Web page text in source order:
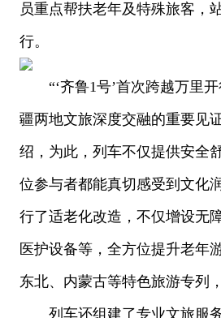
员重点帮扶老年及特殊旅客，
行。
“‘齐鲁1号’首次跨越万里开
疆两地文旅深度交融的重要见
绍，为此，列车不仅提供安全
位参与者都能真切感受到文化
行了适老化改造，不仅增设无
医护设备等，全方位提升老年
东北、内蒙古等特色旅游专列
列车还组建了专业文旅服务